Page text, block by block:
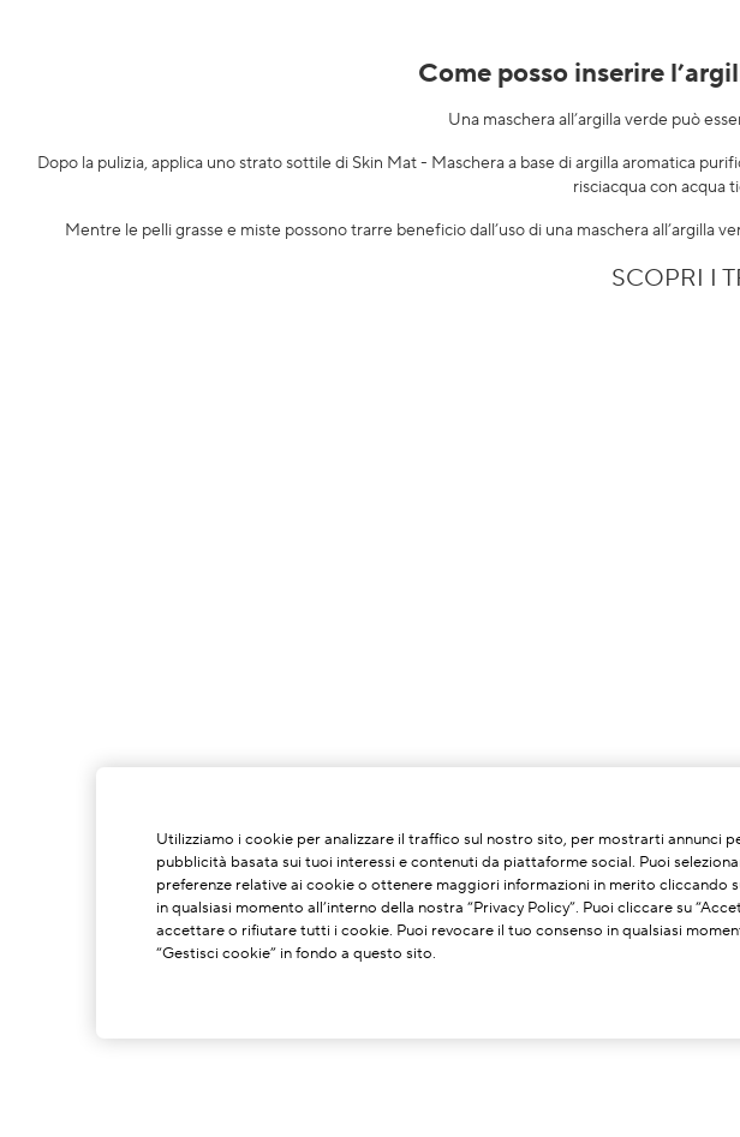
Come posso inserire
Una maschera all’argilla verde può
Dopo la pulizia, applica uno strato sottile di Skin Mat - Maschera a base di argilla aromatica
risciacqua con acqua
Mentre le pelli grasse e miste possono trarre beneficio dall’uso di una maschera
SCOPRI I
Utilizziamo i cookie per analizzare il traffico sul nostro sito, per mostrarti annunci
pubblicità basata sui tuoi interessi e contenuti da piattaforme social. Puoi
preferenze relative ai cookie o ottenere maggiori informazioni in merito cliccando
in qualsiasi momento all’interno della nostra “Privacy Policy”. Puoi cliccare su
accettare o rifiutare tutti i cookie. Puoi revocare il tuo consenso in qualsiasi
“Gestisci cookie” in fondo a questo sito.